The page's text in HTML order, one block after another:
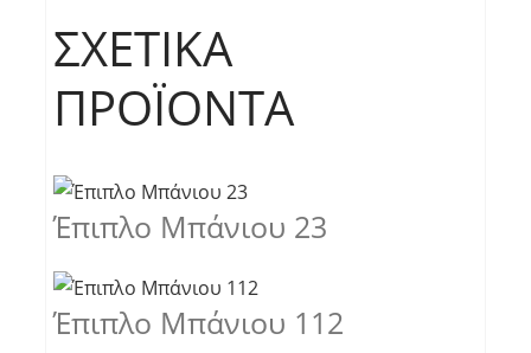
ΣΧΕΤΙΚΆ
ΠΡΟΪΌΝΤΑ
Έπιπλο Μπάνιου 23
Έπιπλο Μπάνιου 112